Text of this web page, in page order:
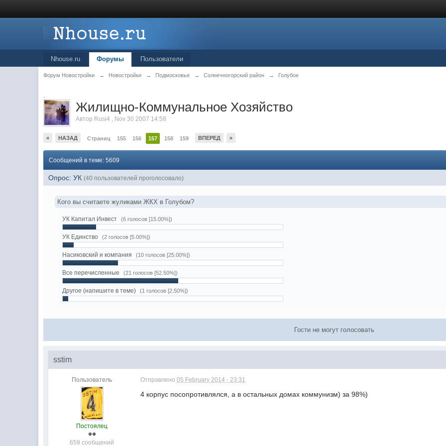
Nhouse.ru Форумы Пользователи
Форум Новостройки → Новостройки → Подмосковье → Солнечногорский район → Голубое
.
Жилищно-Коммунальное Хозяйство
Автор Rusi4 , Nov 30 2007 14:58
« НАЗАД Страниц 155 156 157 158 159 ВПЕРЕД »
Сообщений в теме: 5609
Опрос: УК(40 пользователей проголосовало)
Кого вы считаете жуликами ЖКХ в Голубом?
УК Капитал Инвест (6 голосов [15.00%])
УК Единство (2 голосов [5.00%])
Насиковский и компания (10 голосов [25.00%])
Все перечисленные (21 голосов [52.50%])
Другое (напишите в теме) (1 голосов [2.50%])
Гости не могут голосовать
sstim
Пользователь
Постоялец
659 сообщений
Отправлено05 February 2014 - 23:31
4 корпус посопротивлялся, а в остальных домах коммунизм) за 98%)